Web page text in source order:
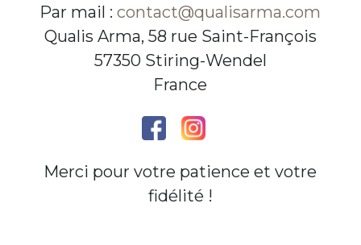
Par mail :contact@qualisarma.com
Qualis Arma, 58 rue Saint-François
57350 Stiring-Wendel
France
Merci pour votre patience et votre
fidélité !